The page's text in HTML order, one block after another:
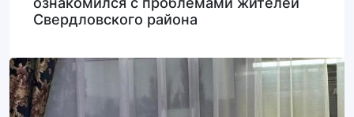
Свердловского района